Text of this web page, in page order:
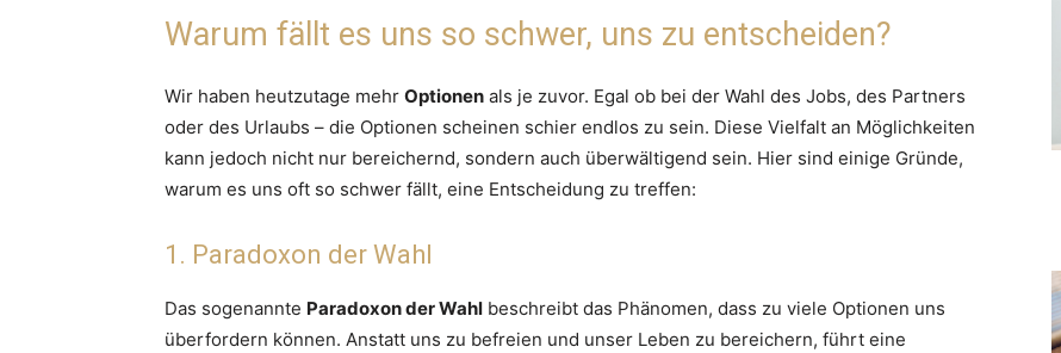
Warum fällt es uns so schwer, uns zu entscheiden?
Wir haben heutzutage mehr Optionen als je zuvor. Egal ob bei der Wahl des Jobs, des Partners
oder des Urlaubs – die Optionen scheinen schier endlos zu sein. Diese Vielfalt an Möglichkeiten
kann jedoch nicht nur bereichernd, sondern auch überwältigend sein. Hier sind einige Gründe,
warum es uns oft so schwer fällt, eine Entscheidung zu treffen:
1. Paradoxon der Wahl
Das sogenannte Paradoxon der Wahl beschreibt das Phänomen, dass zu viele Optionen uns
überfordern können. Anstatt uns zu befreien und unser Leben zu bereichern, führt eine